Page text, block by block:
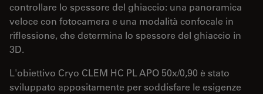
controllare lo spessore del ghiaccio: una panoramica
veloce con fotocamera e una modalità confocale in
riflessione, che determina lo spessore del ghiaccio in
3D.
L'obiettivo Cryo CLEM HC PL APO 50x/0,90 è stato
sviluppato appositamente per soddisfare le esigenze